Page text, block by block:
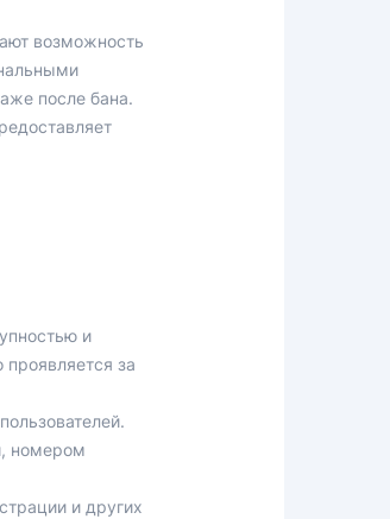
возможность
после бана.
и
за
номером
и других